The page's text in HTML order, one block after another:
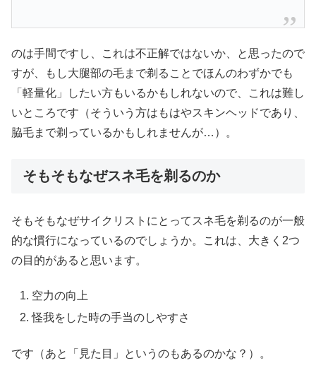
のは手間ですし、これは不正解ではないか、と思ったので
すが、もし大腿部の毛まで剃ることでほんのわずかでも
「軽量化」したい方もいるかもしれないので、これは難し
いところです（そういう方はもはやスキンヘッドであり、
脇毛まで剃っているかもしれませんが…）。
そもそもなぜスネ毛を剃るのか
そもそもなぜサイクリストにとってスネ毛を剃るのが一般
的な慣行になっているのでしょうか。これは、大きく2つ
の目的があると思います。
空力の向上
怪我をした時の手当のしやすさ
です（あと「見た目」というのもあるのかな？）。